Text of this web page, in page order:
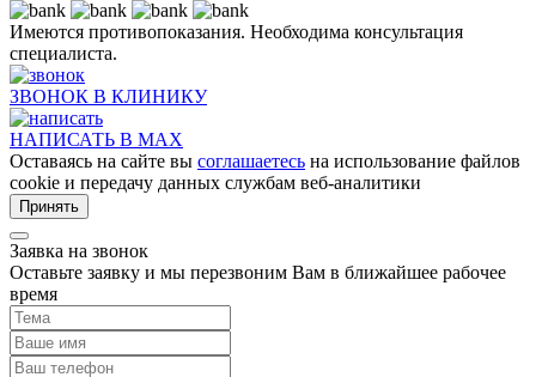
Имеются противопоказания. Необходима консультация
специалиста.
ЗВОНОК В КЛИНИКУ
НАПИСАТЬ В MAX
Оставаясь на сайте вы соглашаетесь на использование файлов
cookie и передачу данных службам веб-аналитики
Принять
Заявка на звонок
Оставьте заявку и мы перезвоним Вам в ближайшее рабочее
время